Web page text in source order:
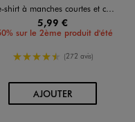
à manches courtes et col rond femme
5,99 €
sur le 2ème produit d'été
4.5/5 de moyenne
(272 avis)
AJOUTERAU PANIER